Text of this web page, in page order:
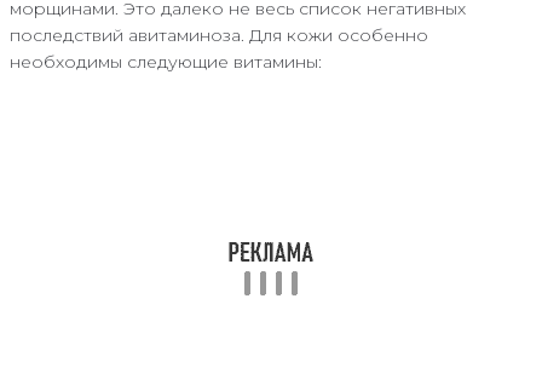
морщинами. Это далеко не весь список негативных
последствий авитаминоза. Для кожи особенно
необходимы следующие витамины: